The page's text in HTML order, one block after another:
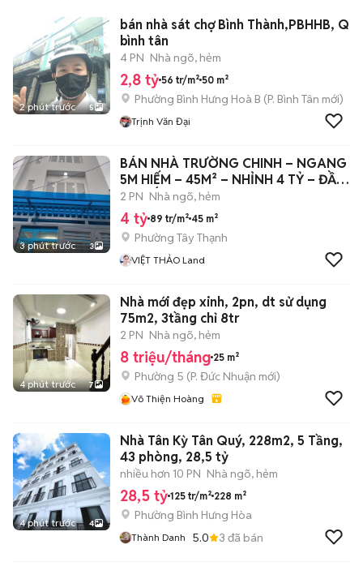
2 phút trước 5
bán nhà sát chợ Bình Thành,PBHHB, Q
bình tân
4 PN Nhà ngõ, hẻm
2,8 tỷ 56 tr/m² 50 m²
Phường Bình Hưng Hoà B (P. Bình Tân mới)
Trịnh Văn Đại
3 phút trước 3
BÁN NHÀ TRƯỜNG CHINH – NGANG
5M HIẾM – 45M² – NHỈNH 4 TỶ – ĐẦU
TƯ TỐT
2 PN Nhà ngõ, hẻm
4 tỷ 89 tr/m² 45 m²
Phường Tây Thạnh
VIỆT THẢO Land
4 phút trước 7
Nhà mới đẹp xinh, 2pn, dt sử dụng
75m2, 3tầng chỉ 8tr
2 PN Nhà ngõ, hẻm
8 triệu/tháng 25 m²
Phường 5 (P. Đức Nhuận mới)
Võ Thiện Hoàng
4 phút trước 4
Nhà Tân Kỳ Tân Quý, 228m2, 5 Tầng,
43 phòng, 28,5 tỷ
nhiều hơn 10 PN Nhà ngõ, hẻm
28,5 tỷ 125 tr/m² 228 m²
Phường Bình Hưng Hòa
Thành Danh 5.0 3 đã bán